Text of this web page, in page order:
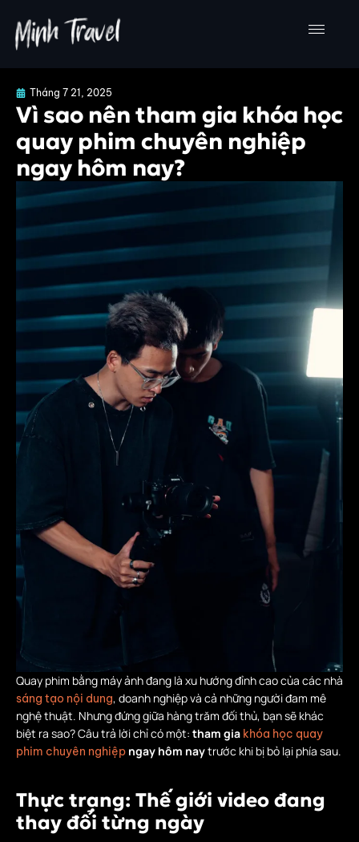
nội
Tháng 7 21, 2025
Vì sao nên tham gia khóa học
quay phim chuyên nghiệp
ngay hôm nay?
Quay phim bằng máy ảnh đang là xu hướng đỉnh cao của các nhà
sáng tạo nội dung, doanh nghiệp và cả những người đam mê
nghệ thuật. Nhưng đứng giữa hàng trăm đối thủ, bạn sẽ khác
biệt ra sao? Câu trả lời chỉ có một: tham gia khóa học quay
phim chuyên nghiệp ngay hôm naytrước khi bị bỏ lại phía sau.
Thực trạng: Thế giới video đang
thay đổi từng ngày